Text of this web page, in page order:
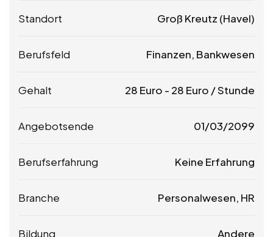
Standort Groß Kreutz (Havel)
Berufsfeld Finanzen, Bankwesen
Gehalt 28 Euro - 28 Euro / Stunde
Angebotsende 01/03/2099
Berufserfahrung Keine Erfahrung
Branche Personalwesen, HR
Bildung Andere